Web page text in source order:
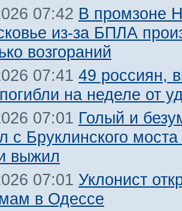
07:42 В промзоне
из-за БПЛА
возгораний
07:41 49 россиян,
на неделе от
07:01 Голый и
с Бруклинского
выжил
07:01 Уклонист
в Одессе